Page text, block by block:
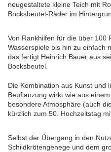
neugestaltete kleine Teich mit
Bocksbeutel-Räder im
Von Rankhilfen für die über 100
Wasserspiele bis hin zu einfach
das fertigt Heinrich Bauer aus
Bocksbeutel.
Die Kombination aus Kunst und
Bepflanzung wirkt wie aus
besondere Atmosphäre (auch
kürzlich zum 50. Hochzeitstag
Selbst der Übergang in den
Schildkrötengehege und dem